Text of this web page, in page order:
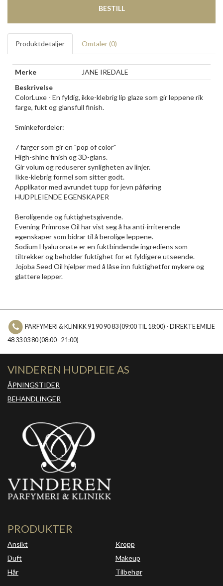
BESTILL
Produktdetaljer Omtaler (0)
Merke
JANE IREDALE
Beskrivelse
ColorLuxe - En fyldig, ikke-klebrig lip glaze som gir leppene rik
farge, fukt og glansfull finish.
Sminkefordeler:
7 farger som gir en "pop of color"
High-shine finish og 3D-glans.
Gir volum og reduserer synligheten av linjer.
Ikke-klebrig formel som sitter godt.
Applikator med avrundet tupp for jevn påføring
HUDPLEIENDE EGENSKAPER
Beroligende og fuktighetsgivende.
Evening Primrose Oil har vist seg å ha anti-irriterende
egenskaper som bidrar til å berolige leppene.
Sodium Hyaluronate er en fuktbindende ingrediens som
tiltrekker og beholder fuktighet for et fyldigere utseende.
Jojoba Seed Oil hjelper med å låse inn fuktighetfor mykere og
glattere lepper.
PARFYMERI & KLINIKK 91 90 90 83 (09:00 TIL 18:00) - DIREKTE EMILIE
48 33 03 80 (08:00 - 21:00)
VINDEREN HUDPLEIE AS
ÅPNINGSTIDER
BEHANDLINGER
PRODUKTER
Ansikt
Duft
Hår
Kropp
Makeup
Tilbehør